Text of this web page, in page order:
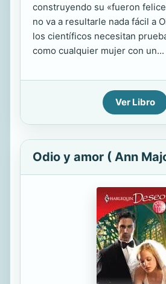
construyendo su «fueron
no va a resultarle nada fácil a
los científicos necesitan
como cualquier mujer con un...
Ver Libro
Odio y amor ( Ann